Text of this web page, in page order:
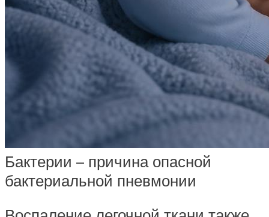
Бактерии – причина опасной
бактериальной пневмонии